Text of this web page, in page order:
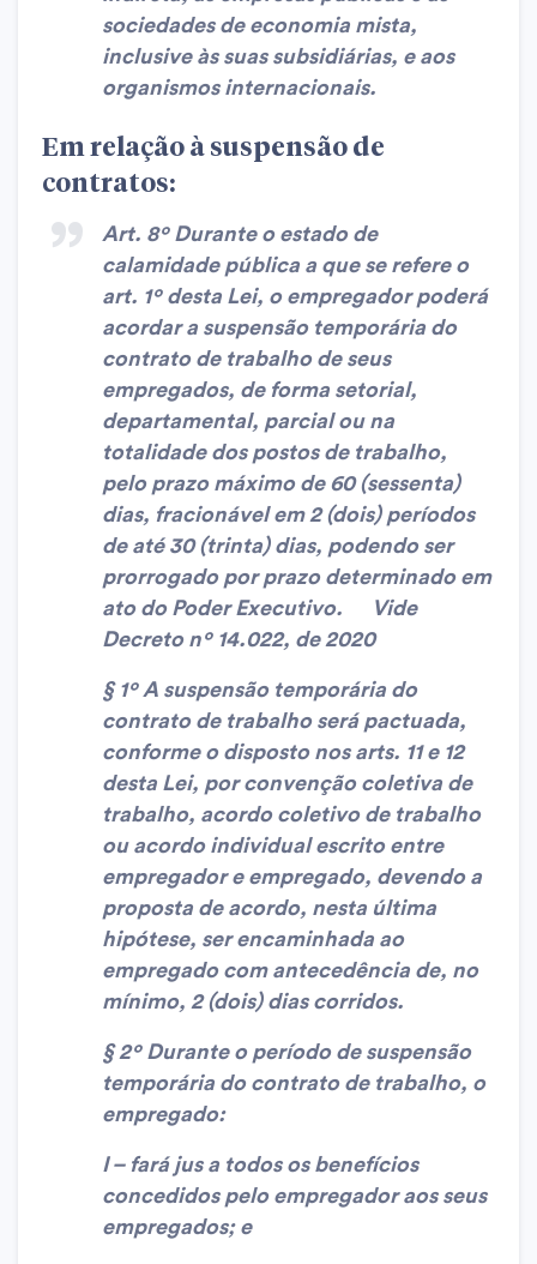
sociedades de economia mista,
inclusive às suas subsidiárias, e aos
organismos internacionais.
Em relação à suspensão de
contratos:
Art. 8º Durante o estado de
calamidade pública a que se refere o
art. 1º desta Lei, o empregador poderá
acordar a suspensão temporária do
contrato de trabalho de seus
empregados, de forma setorial,
departamental, parcial ou na
totalidade dos postos de trabalho,
pelo prazo máximo de 60 (sessenta)
dias, fracionável em 2 (dois) períodos
de até 30 (trinta) dias, podendo ser
prorrogado por prazo determinado em
ato do Poder Executivo. Vide
Decreto nº 14.022, de 2020
§ 1º A suspensão temporária do
contrato de trabalho será pactuada,
conforme o disposto nos arts. 11 e 12
desta Lei, por convenção coletiva de
trabalho, acordo coletivo de trabalho
ou acordo individual escrito entre
empregador e empregado, devendo a
proposta de acordo, nesta última
hipótese, ser encaminhada ao
empregado com antecedência de, no
mínimo, 2 (dois) dias corridos.
§ 2º Durante o período de suspensão
temporária do contrato de trabalho, o
empregado:
I – fará jus a todos os benefícios
concedidos pelo empregador aos seus
empregados; e